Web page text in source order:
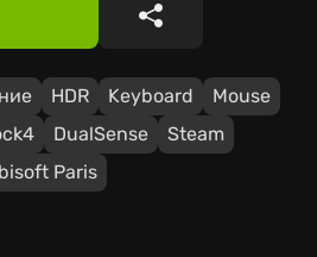
HDR Keyboard
Mouse
DualSense
Steam
Paris
Поделиться